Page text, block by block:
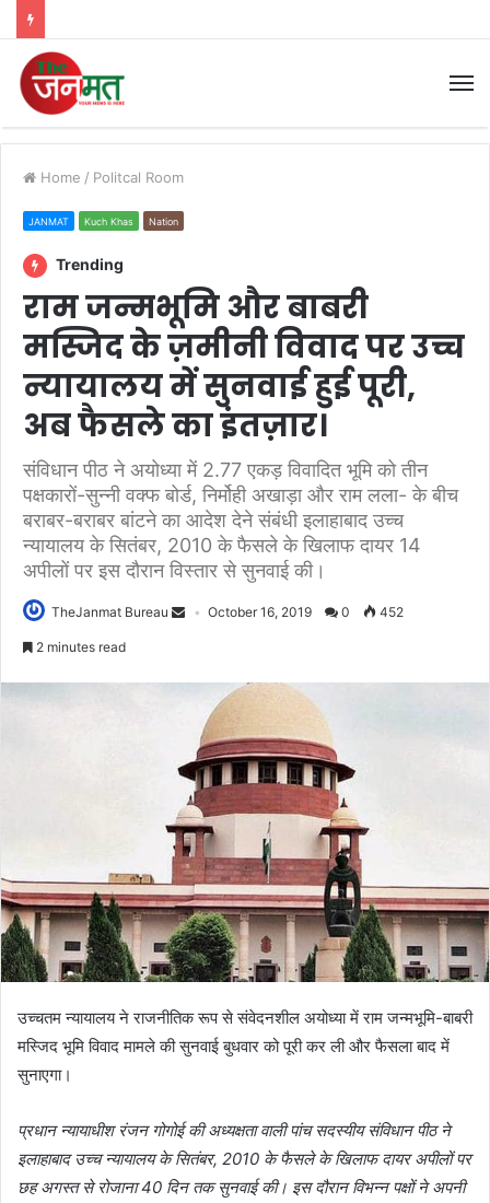
Home / Politcal Room
JANMAT Kuch Khas Nation
Trending
राम जन्मभूमि और बाबरी
मस्जिद के ज़मीनी विवाद पर उच्च
न्यायालय में सुनवाई हुई पूरी,
अब फैसले का इंतज़ार।
संविधान पीठ ने अयोध्या में 2.77 एकड़ विवादित भूमि को तीन
पक्षकारों-सुन्नी वक्फ बोर्ड, निर्मोही अखाड़ा और राम लला- के बीच
बराबर-बराबर बांटने का आदेश देने संबंधी इलाहाबाद उच्च
न्यायालय के सितंबर, 2010 के फैसले के खिलाफ दायर 14
अपीलों पर इस दौरान विस्तार से सुनवाई की।
TheJanmat Bureau October 16, 2019 0 452
2 minutes read
उच्चतम न्यायालय ने राजनीतिक रूप से संवेदनशील अयोध्या में राम जन्मभूमि-बाबरी
मस्जिद भूमि विवाद मामले की सुनवाई बुधवार को पूरी कर ली और फैसला बाद में
सुनाएगा।
प्रधान न्यायाधीश रंजन गोगोई की अध्यक्षता वाली पांच सदस्यीय संविधान पीठ ने
इलाहाबाद उच्च न्यायालय के सितंबर, 2010 के फैसले के खिलाफ दायर अपीलों पर
छह अगस्त से रोजाना 40 दिन तक सुनवाई की। इस दौरान विभन्न पक्षों ने अपनी